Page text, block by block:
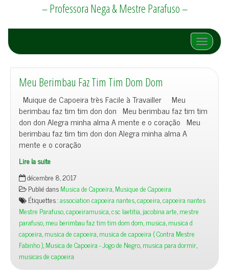
– Professora Nega & Mestre Parafuso –
Afficher/
Meu Berimbau Faz Tim Tim Dom Dom
Muique de Capoeira très Facile à Travailler Meu
berimbau faz tim tim don don Meu berimbau faz tim tim
don don Alegra minha alma A mente e o coração Meu
berimbau faz tim tim don don Alegra minha alma A
mente e o coração
Lire la suite
décembre 8, 2017
Publié dansMusica de Capoeira,Musique de Capoeira
Étiquettes :association capoeira nantes,capoeira,capoeira nantes
Mestre Parafuso,capoeiramusica,csc laetitia,jacobina arte,mestre
parafuso,meu berimbau faz tim tim dom dom,musica,musica d
capoeira,musica de capoeira,musica de capoeira ( Contra Mestre
Fabinho ),Musica de Capoeira - Jogo de Negro,musica para dormir,
musicas de capoeira